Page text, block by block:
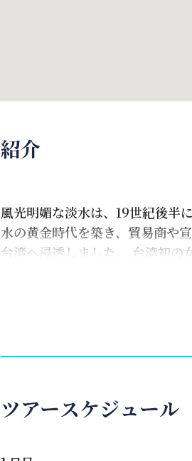
紹介
風光明媚な淡水は、19世紀後半
水の黄金時代を築き、貿易商や
台湾へ浸透しました。 台湾初の
で誕生し、台湾社会の容貌を一
港の開港が台湾に与えた影響を
リックアートをのんびりと散策
ツアースケジュール